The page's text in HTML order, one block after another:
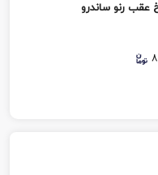
عقب رنو ساندرو